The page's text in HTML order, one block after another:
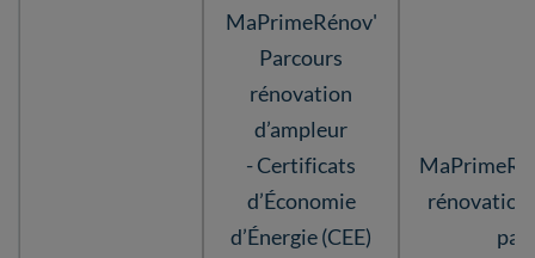
MaPrimeRénov'
Parcours
rénovation
d’ampleur
- Certificats
d’Économie
d’Énergie (CEE)
rénovation
par